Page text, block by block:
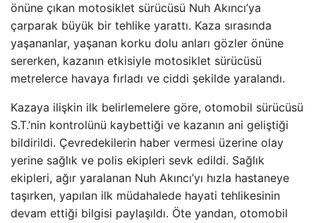
önüne çıkan motosiklet sürücüsü Nuh Akıncı’ya
çarparak büyük bir tehlike yarattı. Kaza sırasında
yaşananlar, yaşanan korku dolu anları gözler önüne
sererken, kazanın etkisiyle motosiklet sürücüsü
metrelerce havaya fırladı ve ciddi şekilde yaralandı.
Kazaya ilişkin ilk belirlemelere göre, otomobil sürücüsü
S.T.’nin kontrolünü kaybettiği ve kazanın ani geliştiği
bildirildi. Çevredekilerin haber vermesi üzerine olay
yerine sağlık ve polis ekipleri sevk edildi. Sağlık
ekipleri, ağır yaralanan Nuh Akıncı’yı hızla hastaneye
taşırken, yapılan ilk müdahalede hayati tehlikesinin
devam ettiği bilgisi paylaşıldı. Öte yandan, otomobil